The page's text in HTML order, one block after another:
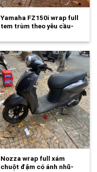
Yamaha FZ150i wrap full
tem trùm theo yêu cầu-
Nozza wrap full xám
chuột đậm có ánh nhũ-